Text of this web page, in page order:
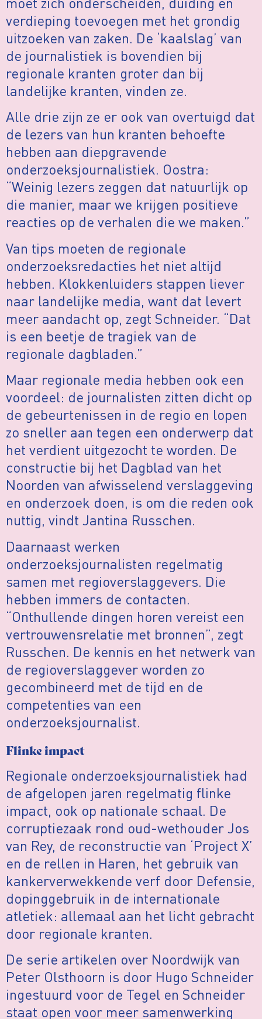
verdieping toevoegen met het grondig
uitzoeken van zaken. De ‘kaalslag’ van
de journalistiek is bovendien bij
regionale kranten groter dan bij
landelijke kranten, vinden ze.
Alle drie zijn ze er ook van overtuigd dat
de lezers van hun kranten behoefte
hebben aan diepgravende
onderzoeksjournalistiek. Oostra:
“Weinig lezers zeggen dat natuurlijk op
die manier, maar we krijgen positieve
reacties op de verhalen die we maken.”
Van tips moeten de regionale
onderzoeksredacties het niet altijd
hebben. Klokkenluiders stappen liever
naar landelijke media, want dat levert
meer aandacht op, zegt Schneider. “Dat
is een beetje de tragiek van de
regionale dagbladen.”
Maar regionale media hebben ook een
voordeel: de journalisten zitten dicht op
de gebeurtenissen in de regio en lopen
zo sneller aan tegen een onderwerp dat
het verdient uitgezocht te worden. De
constructie bij het Dagblad van het
Noorden van afwisselend verslaggeving
en onderzoek doen, is om die reden ook
nuttig, vindt Jantina Russchen.
Daarnaast werken
onderzoeksjournalisten regelmatig
samen met regioverslaggevers. Die
hebben immers de contacten.
“Onthullende dingen horen vereist een
vertrouwensrelatie met bronnen”, zegt
Russchen. De kennis en het netwerk van
de regioverslaggever worden zo
gecombineerd met de tijd en de
competenties van een
onderzoeksjournalist.
Flinke impact
Regionale onderzoeksjournalistiek had
de afgelopen jaren regelmatig flinke
impact, ook op nationale schaal. De
corruptiezaak rond oud-wethouder Jos
van Rey, de reconstructie van ‘Project X’
en de rellen in Haren, het gebruik van
kankerverwekkende verf door Defensie,
dopinggebruik in de internationale
atletiek: allemaal aan het licht gebracht
door regionale kranten.
De serie artikelen over Noordwijk van
Peter Olsthoorn is door Hugo Schneider
ingestuurd voor de Tegel en Schneider
staat open voor meer samenwerking